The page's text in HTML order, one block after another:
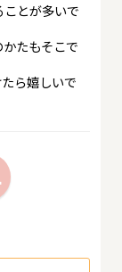
とが多いで
たもそこで
ら嬉しいで